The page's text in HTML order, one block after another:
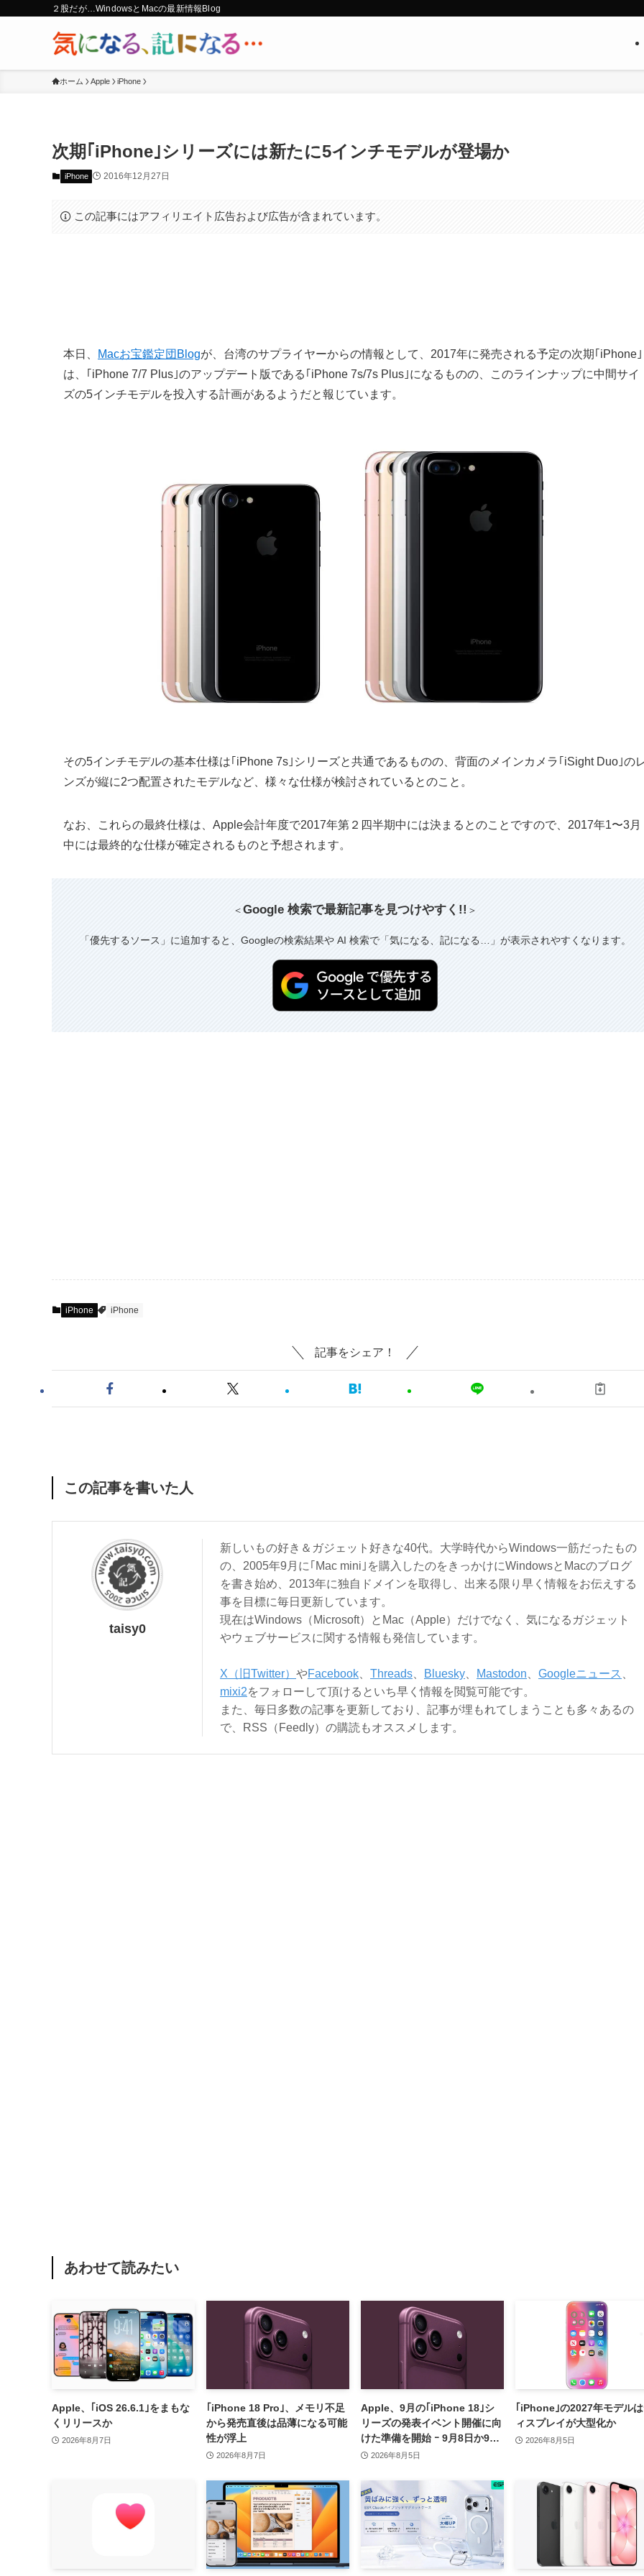
２股だが…WindowsとMacの最新情報Blog
ホーム Apple iPhone
次期｢iPhone｣シリーズには新たに5インチモデルが登場か
iPhone 2016年12月27日
この記事にはアフィリエイト広告および広告が含まれています。
本日、 Macお宝鑑定団Blogが、台湾のサプライヤーからの情報として、2017年に発売される予定の次期｢iPhone｣
は、｢iPhone 7/7 Plus｣のアップデート版である｢iPhone 7s/7s Plus｣になるものの、このラインナップに中間サイ
ズの5インチモデルを投入する計画があるようだと報じています。
その5インチモデルの基本仕様は｢iPhone 7s｣シリーズと共通であるものの、背面のメインカメラ｢iSight Duo｣の
ンズが縦に2つ配置されたモデルなど、様々な仕様が検討されているとのこと。
なお、これらの最終仕様は、Apple会計年度で2017年第２四半期中には決まるとのことですので、2017年1〜3月
中には最終的な仕様が確定されるものと予想されます。
＜Google 検索で最新記事を見つけやすく!! ＞
「優先するソース」に追加すると、Googleの検索結果や AI 検索で「気になる、記になる…」が表示されやすくなります。
iPhone iPhone
記事をシェア！
この記事を書いた人
taisy0
新しいもの好き＆ガジェット好きな40代。大学時代からWindows一筋だったもの
の、2005年9月に｢Mac mini｣を購入したのをきっかけにWindowsとMacのブログ
を書き始め、2013年に独自ドメインを取得し、出来る限り早く情報をお伝えする
事を目標に毎日更新しています。
現在はWindows（Microsoft）とMac（Apple）だけでなく、気になるガジェット
やウェブサービスに関する情報も発信しています。
X（旧Twitter） やFacebook Threads Bluesky Mastodon Googleニュース
mixi2をフォローして頂けるといち早く情報を閲覧可能です。
また、毎日多数の記事を更新しており、記事が埋もれてしまうことも多々あるの
で、RSS（Feedly）の購読もオススメします。
あわせて読みたい
Apple、｢iOS 26.6.1｣をまもな
くリリースか
2026年8月7日
｢iPhone 18 Pro｣、メモリ不足
から発売直後は品薄になる可能
性が浮上
2026年8月7日
Apple、9月の｢iPhone 18｣シ
リーズの発表イベント開催に向
けた準備を開始 ｰ 9月8日か9月
9日に開催見込み
2026年8月5日
｢iPhone｣の2027年モデル
ィスプレイが大型化か
2026年8月5日